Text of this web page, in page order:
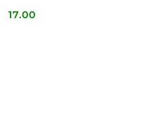
Cena:
17.00